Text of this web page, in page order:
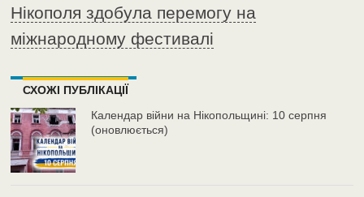
Нікополя здобула перемогу на
міжнародному фестивалі
СХОЖІ ПУБЛІКАЦІЇ
Календар війни на Нікопольщині: 10 серпня
(оновлюється)